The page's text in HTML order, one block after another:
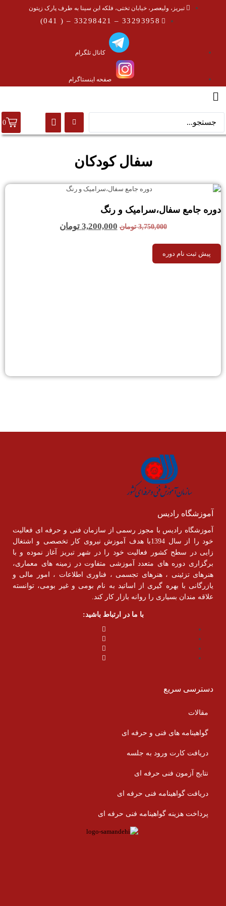
تبریز، ولیعصر، خیابان تختی، فلکه ابن سینا به طرف پارک زیتون
33293958 – 33298421 – ( 041)
کانال تلگرام
صفحه اینستاگرام
0
سفال کودکان
دوره جامع سفال،سرامیک و رنگ
3,750,000 تومان 3,200,000 تومان
پیش ثبت نام دوره
آموزشگاه رادیس
آموزشگاه رادیس با مجوز رسمی از سازمان فنی و حرفه ای فعالیت
خود را از سال 1394با هدف آموزش نیروی کار تخصصی و اشتغال
زایی در سطح کشور فعالیت خود را در شهر تبریز آغاز نموده و با
برگزاری دوره های متعدد آموزشی متفاوت در زمینه های معماری،
هنرهای تزئینی ، هنرهای تجسمی ، فناوری اطلاعات ، امور مالی و
یازرگانی با بهره گیری از اساتید به نام بومی و غیر بومی، توانسته
علاقه مندان بسیاری را روانه بازار کار کند.
با ما در ارتباط باشید:
دسترسی سریع
مقالات
گواهینامه های فنی و حرفه ای
دریافت کارت ورود به جلسه
نتایج آزمون فنی حرفه ای
دریافت گواهینامه فنی حرفه ای
پرداخت هزینه گواهینامه فنی حرفه ای